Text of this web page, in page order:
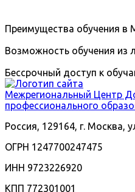
Преимущества обучения
Возможность обучения из
Бессрочный доступ к
Межрегиональный Центр
профессионального
Россия, 129164, г. Москва,
ОГРН 1247700247475
ИНН 9723226920
КПП 772301001